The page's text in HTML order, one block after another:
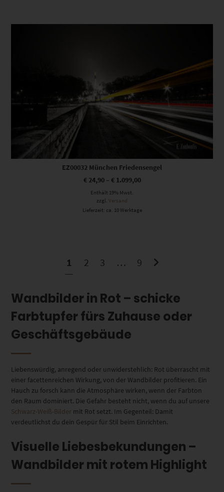
Dieses Produkt weist mehrere Varianten auf. Die Optionen können auf der Produktseite gewählt werden
EZ00032 München Friedensengel
€24,90– €1.099,00
Enthält 19% Mwst.
zzgl. Versand
Lieferzeit: ca. 10 Werktage
1 2 3 … 9
Wandbilder in Rot – schicke
Farbtupfer fürs Zuhause oder
Geschäftsgebäude
Liebenswürdig, anregend oder unwiderstehlich: Rot überrascht mit
einer facettenreichen Wirkung, von der Wandbilder profitieren. Ein
Hauch zu forsch kann die Atmosphäre wirken, wenn der Farbton
den Raum dominiert. Die Gefahr besteht nicht, wenn du auf unsere
Schwarz-Weiß-Bilder mit Rot setzt. Im Gegenteil: Damit
verdeutlichst du dein Gespür für Stil beim Einrichten.
Visuelle Liebesbekundungen –
Wandbilder mit rotem Highlight